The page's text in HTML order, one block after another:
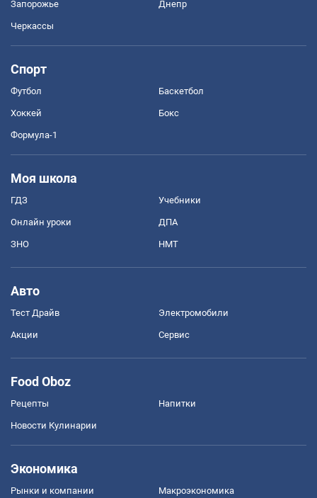
Запорожье Днепр
Черкассы
Спорт
Футбол Баскетбол
Хоккей Бокс
Формула-1
Моя школа
ГДЗ Учебники
Онлайн уроки ДПА
ЗНО НМТ
Авто
Тест Драйв Электромобили
Акции Сервис
Food Oboz
Рецепты Напитки
Новости Кулинарии
Экономика
Рынки и компании Mакроэкономика